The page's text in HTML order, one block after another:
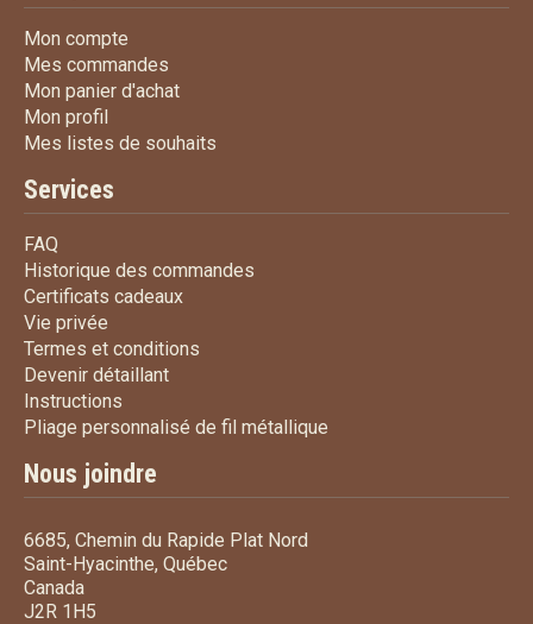
Mon compte
Mes commandes
Mon panier d'achatMon panier d'achat
Mon profil
Mes listes de souhaits
Services
FAQ
Historique des commandes
Certificats cadeauxCertificats cadeaux
Vie privée
Termes et conditions
Devenir détaillantDevenir détaillant
Instructions
Pliage personnalisé de fil métallique
Nous joindre
6685, Chemin du Rapide Plat Nord
Saint-Hyacinthe, Québec
Canada
J2R 1H5